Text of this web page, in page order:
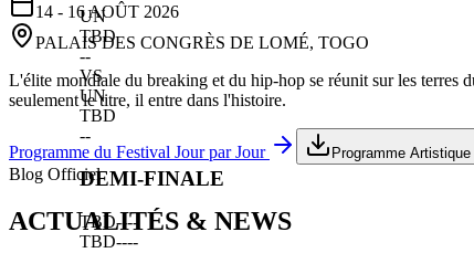
14 - 16 AOÛT 2026
PALAIS DES CONGRÈS DE LOMÉ, TOGO
L'élite mondiale du breaking et du hip-hop se réunit sur les terres
seulement le titre, il entre dans l'histoire.
Programme du Festival Jour par Jour Programme Artistique
Blog Officiel
ACTUALITÉS & NEWS
UN
TBD
--
VS
UN
TBD
--
DEMI-FINALE
TBD----
TBD----